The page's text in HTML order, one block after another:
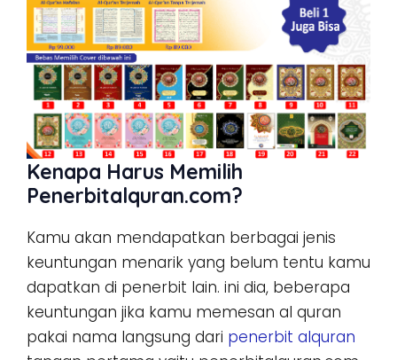
Kenapa Harus Memilih
Penerbitalquran.com?
Kamu akan mendapatkan berbagai jenis
keuntungan menarik yang belum tentu kamu
dapatkan di penerbit lain. ini dia, beberapa
keuntungan jika kamu memesan al quran
pakai nama langsung dari penerbit alquran